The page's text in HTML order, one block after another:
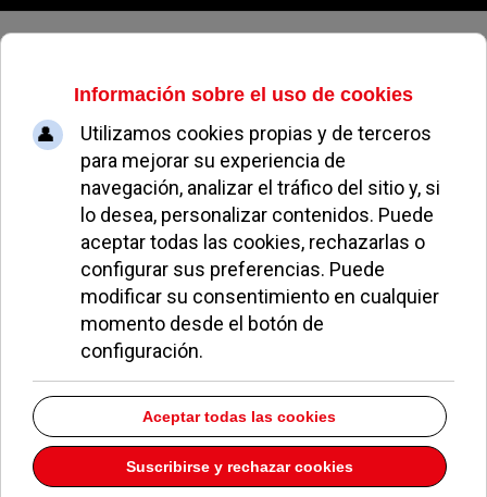
Jueves, 06 de agosto de 2026
Pozuelo promueve el reciclaje
REDACCIÓN NOTICIAS DE POZUELO 12 JULIO 2013
El Ayuntamiento y la fundación ECOLEC colaboran
en proyectos medioambientales y promueven el
reciclaje en el municipio.